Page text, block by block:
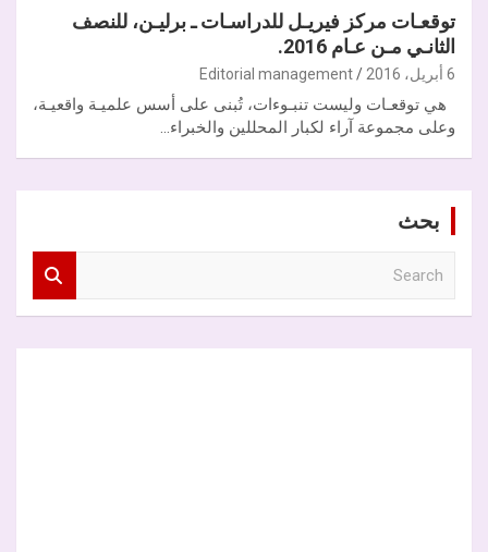
توقعـات مركز فيريـل للدراسـات ـ برليـن، للنصف
الثانـي مـن عـام 2016.
6 أبريل، 2016 Editorial management
هي توقعـات وليست تنبـوءات، تُبنى على أسس علميـة واقعيـة،
وعلى مجموعة آراء لكبار المحللين والخبراء…
بحث